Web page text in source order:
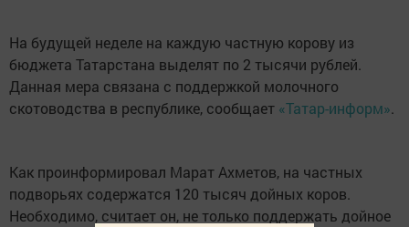
На будущей неделе на каждую частную корову из
бюджета Татарстана выделят по 2 тысячи рублей.
Данная мера связана с поддержкой молочного
скотоводства в республике, сообщает «Татар-информ».
Как проинформировал Марат Ахметов, на частных
подворьях содержатся 120 тысяч дойных коров.
Необходимо, считает он, не только поддержать дойное